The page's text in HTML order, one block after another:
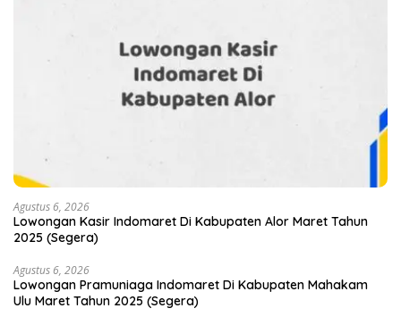
Agustus 6, 2026
Lowongan Kasir Indomaret Di Kabupaten Alor Maret Tahun
2025 (Segera)
Agustus 6, 2026
Lowongan Pramuniaga Indomaret Di Kabupaten Mahakam
Ulu Maret Tahun 2025 (Segera)